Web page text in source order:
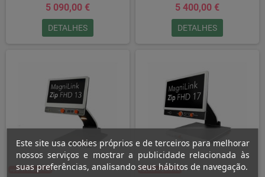
5 090,00 €
DETALHES
5 400,00 €
DETALHES
Este site usa cookies próprios e de terceiros para melhorar
nossos serviços e mostrar a publicidade relacionada às
suas preferências, analisando seus hábitos de navegação.